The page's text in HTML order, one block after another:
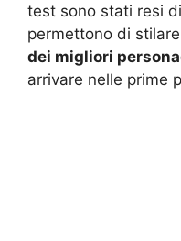
test sono stati resi
permettono di
dei migliori
arrivare nelle prime